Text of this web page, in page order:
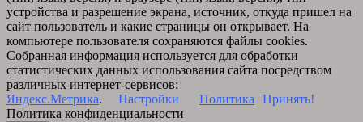
устройства и разрешение экрана, источник, откуда пришел на
сайт пользователь и какие страницы он открывает. На
компьютере пользователя сохраняются файлы cookies.
Собранная информация используется для обработки
статистических данных использования сайта посредством
различных интернет-сервисов:
Яндекс.Метрика. Настройки Политика
Принять!
Политика конфиденциальности